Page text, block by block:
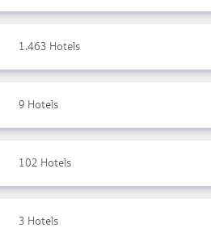
1.463 Hotels
9 Hotels
102 Hotels
3 Hotels